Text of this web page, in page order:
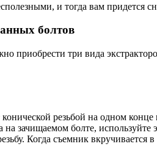
и тогда вам придется
болтов
приобрести три вида
резьбой на одном
на зачищаемом болте,
Когда съемник вкручивается